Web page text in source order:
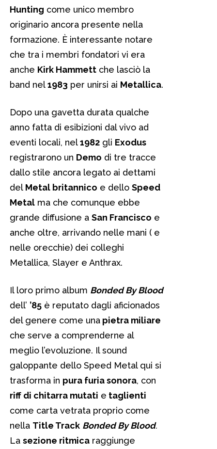
Hunting come unico membro
originario ancora presente nella
formazione. È interessante notare
che tra i membri fondatori vi era
anche Kirk Hammett che lasciò la
band nel1983 per unirsi ai Metallica.
Dopo una gavetta durata qualche
anno fatta di esibizioni dal vivo ad
eventi locali, nel1982 gli Exodus
registrarono un Demo di tre tracce
dallo stile ancora legato ai dettami
del Metal britannico e dello Speed
Metal ma che comunque ebbe
grande diffusione a San Francisco e
anche oltre, arrivando nelle mani ( e
nelle orecchie) dei colleghi
Metallica, Slayer e Anthrax.
Il loro primo album Bonded By Blood
dell’ ’85 è reputato dagli aficionados
del genere come una pietra miliare
che serve a comprenderne al
meglio l’evoluzione. Il sound
galoppante dello Speed Metal qui si
trasforma in pura furia sonora, con
riff di chitarra mutati e taglienti
come carta vetrata proprio come
nella Title Track Bonded By Blood.
La sezione ritmica raggiunge